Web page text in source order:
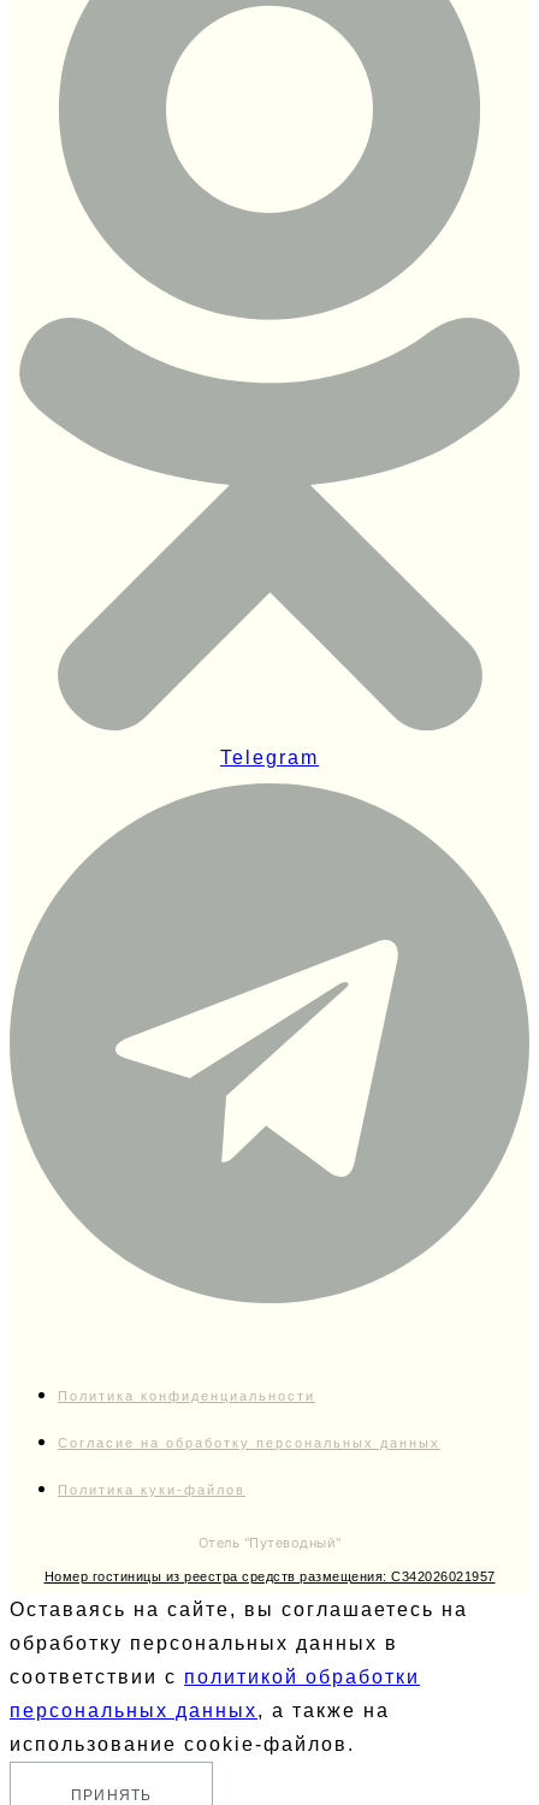
Telegram
Политика конфиденциальности
Согласие на обработку персональных данных
Политика куки-файлов
Отель "Путеводный"
Номер гостиницы из реестра средств размещения: С342026021957
Оставаясь на сайте, вы соглашаетесь на
обработку персональных данных в
соответствии с политикой обработки
персональных данных, а также на
использование cookie-файлов.
ПРИНЯТЬ